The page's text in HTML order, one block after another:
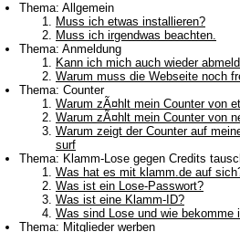
Thema: Allgemein
Muss ich etwas installieren?
Muss ich irgendwas beachten.
Thema: Anmeldung
Kann ich mich auch wieder
Warum muss die Webseite noch
Thema: Counter
Warum zÃ¤hlt mein Counter von
Warum zÃ¤hlt mein Counter von
Warum zeigt der Counter auf
surf
Thema: Klamm-Lose gegen Credits
Was hat es mit klamm.de auf
Was ist ein Lose-Passwort?
Was ist eine Klamm-ID?
Was sind Lose und wie bekomme
Thema: Mitglieder werben